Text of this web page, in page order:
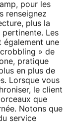
pour les
renseignez
plus la
Les
également une
» de
pratique
en plus de
Lorsque vous
le client
que
Notons que
service